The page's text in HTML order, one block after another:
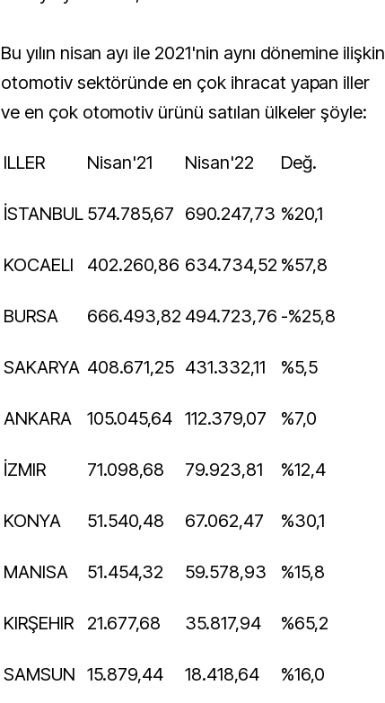
Bu yılın nisan ayı ile 2021'nin aynı dönemine ilişkin
otomotiv sektöründe en çok ihracat yapan iller
ve en çok otomotiv ürünü satılan ülkeler şöyle:
ILLER Nisan'21 Nisan'22 Değ.
İSTANBUL 574.785,67 690.247,73 %20,1
KOCAELI 402.260,86 634.734,52 %57,8
BURSA 666.493,82 494.723,76 -%25,8
SAKARYA 408.671,25 431.332,11 %5,5
ANKARA 105.045,64 112.379,07 %7,0
İZMIR 71.098,68 79.923,81 %12,4
KONYA 51.540,48 67.062,47 %30,1
MANISA 51.454,32 59.578,93 %15,8
KIRŞEHIR 21.677,68 35.817,94 %65,2
SAMSUN 15.879,44 18.418,64 %16,0